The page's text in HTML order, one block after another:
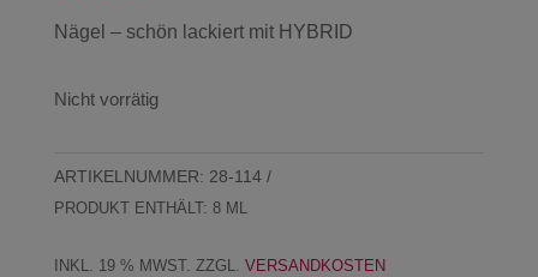
Nägel – schön lackiert mit HYBRID
Nicht vorrätig
ARTIKELNUMMER: 28-114
PRODUKT ENTHÄLT: 8 ML
INKL. 19 % MWST. ZZGL. VERSANDKOSTEN